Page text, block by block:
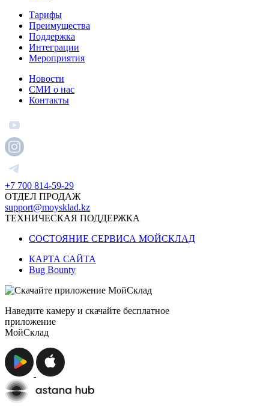
Тарифы
Преимущества
Поддержка
Интеграции
Мероприятия
Новости
СМИ о нас
Контакты
+7 700 814-59-29
ОТДЕЛ ПРОДАЖ
support@moysklad.kz
ТЕХНИЧЕСКАЯ ПОДДЕРЖКА
СОСТОЯНИЕ СЕРВИСА МОЙСКЛАД
КАРТА САЙТА
Bug Bounty
Наведите камеру и скачайте бесплатное
приложение
МойСклад